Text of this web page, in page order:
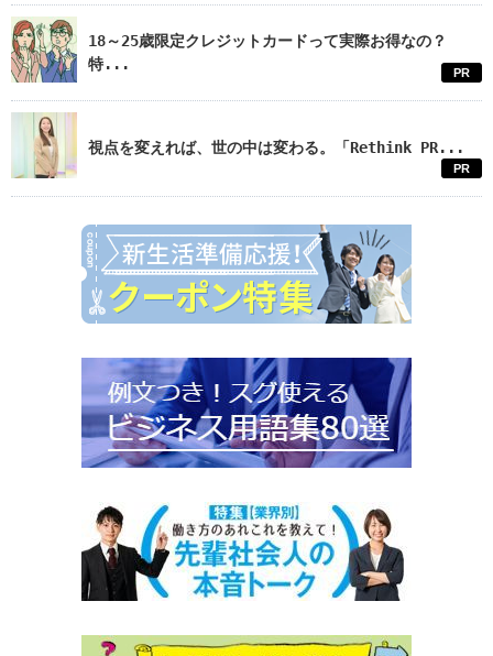
18～25歳限定クレジットカードって実際お得なの？
特...
PR
視点を変えれば、世の中は変わる。「Rethink PR...
PR